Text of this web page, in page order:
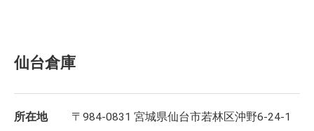
仙台倉庫
所在地 〒984-0831 宮城県仙台市若林区沖野6-24-1